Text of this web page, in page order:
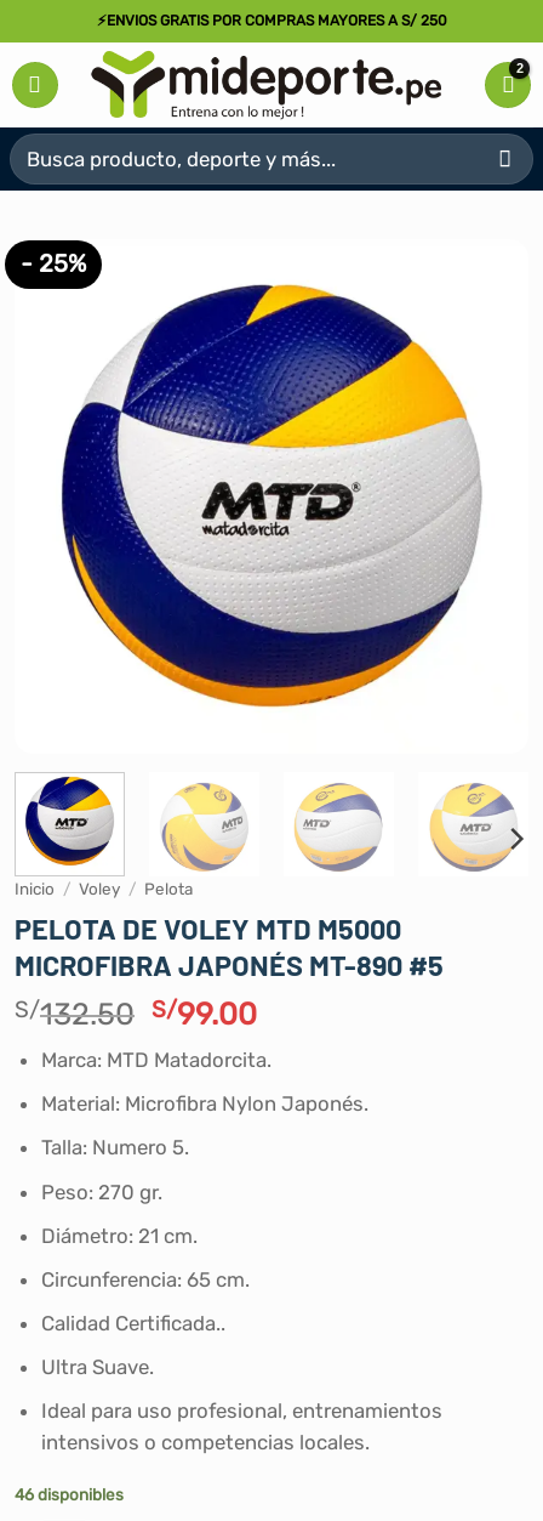
al
contenido
⚡ENVIOS GRATIS POR COMPRAS MAYORES A S/ 250
Buscar
por:
- 25%
Inicio / Voley / Pelota
PELOTA DE VOLEY MTD M5000
MICROFIBRA JAPONÉS MT-890 #5
S/132.50 El
original
era:
S/132.50.
S/99.00El
actual
es:
Marca: MTD Matadorcita.
Material: Microfibra Nylon Japonés.
Talla: Numero 5.
Peso: 270 gr.
Diámetro: 21 cm.
Circunferencia: 65 cm.
Calidad Certificada..
Ultra Suave.
Ideal para uso profesional, entrenamientos
intensivos o competencias locales.
46 disponibles